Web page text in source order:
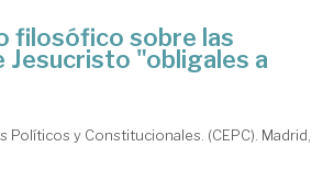
filosófico sobre las
Jesucristo "obligales a
Políticos y Constitucionales. (CEPC). Madrid,